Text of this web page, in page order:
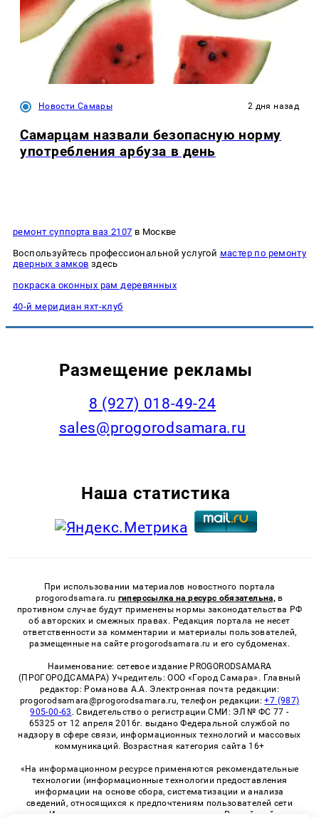
Новости Самары 2 дня назад
Самарцам назвали безопасную норму
употребления арбуза в день
ремонт суппорта ваз 2107 в Москве
Воспользуйтесь профессиональной услугой мастер по ремонту
дверных замков здесь
покраска оконных рам деревянных
40-й меридиан яхт-клуб
Размещение рекламы
8 (927) 018-49-24
sales@progorodsamara.ru
Наша статистика
При использовании материалов новостного портала
progorodsamara.ru гиперссылка на ресурс обязательна, в
противном случае будут применены нормы законодательства РФ
об авторских и смежных правах. Редакция портала не несет
ответственности за комментарии и материалы пользователей,
размещенные на сайте progorodsamara.ru и его субдоменах.
Наименование: сетевое издание PROGORODSAMARA
(ПРОГОРОДСАМАРА) Учредитель: ООО «Город Самара». Главный
редактор: Романова А.А. Электронная почта редакции:
progorodsamara@progorodsamara.ru, телефон редакции:+7 (987)
905-00-63 . Свидетельство о регистрации СМИ: ЭЛ № ФС 77 -
65325 от 12 апреля 2016г. выдано Федеральной службой по
надзору в сфере связи, информационных технологий и массовых
коммуникаций. Возрастная категория сайта 16+
«На информационном ресурсе применяются рекомендательные
технологии (информационные технологии предоставления
информации на основе сбора, систематизации и анализа
сведений, относящихся к предпочтениям пользователей сети
«Интернет», находящихся на территории Российской